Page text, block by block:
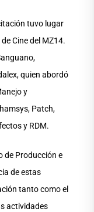
tuvo lugar
Cine del MZ14.
quien abordó
y
Patch,
y RDM.
de Producción e
de estas
tanto como el
actividades